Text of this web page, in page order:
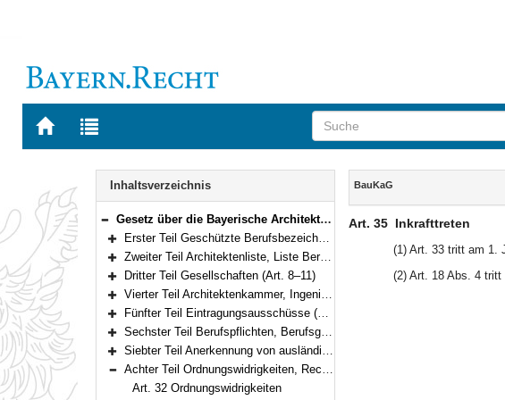
Zur
BAYERN.RECHT
Zur
letzten
Navigation
Inhaltsverzeichnis
Bereich reduzieren
Gesetz über die Bayerische Architektenkammer und die Bayerische Ingenieurekammer-Bau (Baukammerngesetz – BauKaG) Vom 9. Mai 2007 (GVBl. S. 308) BayRS 2133-1-B (Art. 1–35)
Bereich erweitern
Erster Teil Geschützte Berufsbezeichnungen, Berufsaufgaben (Art. 1–3)
Bereich erweitern
Zweiter Teil Architektenliste, Liste Beratender Ingenieure, Stadtplanerliste (Art. 4–7)
Bereich erweitern
Dritter Teil Gesellschaften (Art. 8–11)
Bereich erweitern
Vierter Teil Architektenkammer, Ingenieurekammer-Bau (Art. 12–21)
Bereich erweitern
Fünfter Teil Eintragungsausschüsse (Art. 22–23)
Bereich erweitern
Sechster Teil Berufspflichten, Berufsgerichtsbarkeit (Art. 24–30)
Bereich erweitern
Siebter Teil Anerkennung von ausländischen Berufsqualifikationen (Art. 31–31a)
Bereich reduzieren
Achter Teil Ordnungswidrigkeiten, Rechtsverordnungen, Übergangs- und Schlussbestimmungen (Art. 32–35)
Art. 32 Ordnungswidrigkeiten
Inhalt
BauKaG
Art. 35 Inkrafttreten
(1) Art. 33 tritt am 1.
(2) Art. 18 Abs. 4